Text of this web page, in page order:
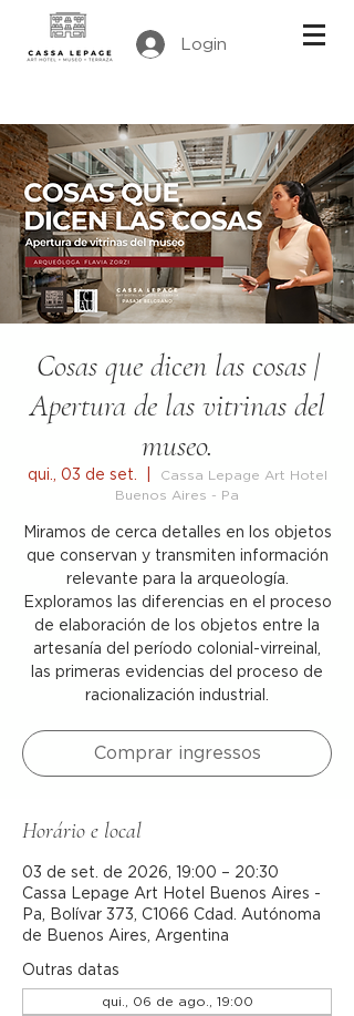
Login
Cosas que dicen las cosas |
Apertura de las vitrinas del
museo.
qui., 03 de set.
Cassa Lepage Art Hotel
Buenos Aires - Pa
Miramos de cerca detalles en los objetos
que conservan y transmiten información
relevante para la arqueología.
Exploramos las diferencias en el proceso
de elaboración de los objetos entre la
artesanía del período colonial-virreinal,
las primeras evidencias del proceso de
racionalización industrial.
Comprar ingressos
Horário e local
03 de set. de 2026, 19:00 – 20:30
Cassa Lepage Art Hotel Buenos Aires -
Pa, Bolívar 373, C1066 Cdad. Autónoma
de Buenos Aires, Argentina
Outras datas
qui., 06 de ago., 19:00